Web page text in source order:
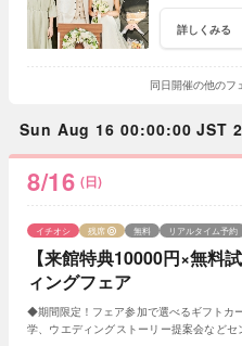
詳しくみる
同日開催の他のフ
Sun Aug 16 00:00:00 JST
8/16 (日)
【来館特典10000円×無料
ィングフェア
イチオシ 残席 無料 リアルタイム予約
◆期間限定！フェア参加で選べるギフトカ
学、ウエディングストーリー提案会など